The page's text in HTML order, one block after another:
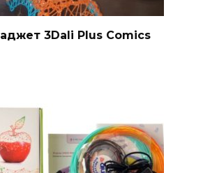
3Dali Plus Comics